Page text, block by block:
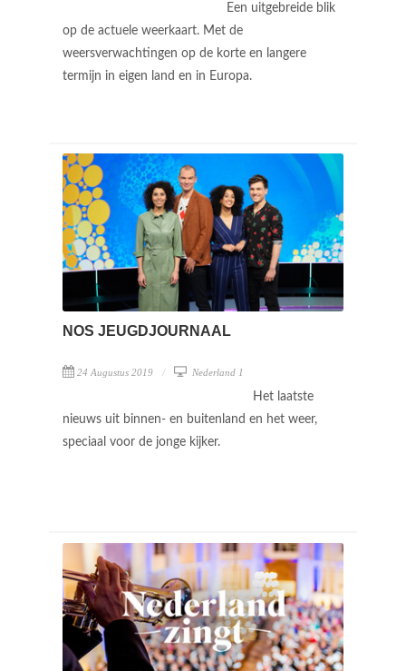
Een uitgebreide blik
op de actuele weerkaart. Met de
weersverwachtingen op de korte en langere
termijn in eigen land en in Europa.
NOS JEUGDJOURNAAL
24 Augustus 2019 Nederland 1
Het laatste
nieuws uit binnen- en buitenland en het weer,
speciaal voor de jonge kijker.